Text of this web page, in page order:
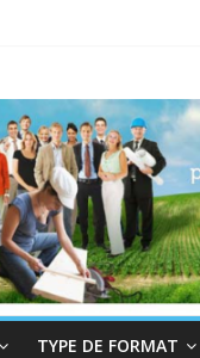
TYPE DE FORMAT